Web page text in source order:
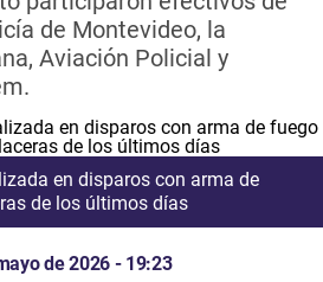
de Montevideo, la
Aviación Policial y
en disparos con arma de
de los últimos días
de 2026 - 19:23